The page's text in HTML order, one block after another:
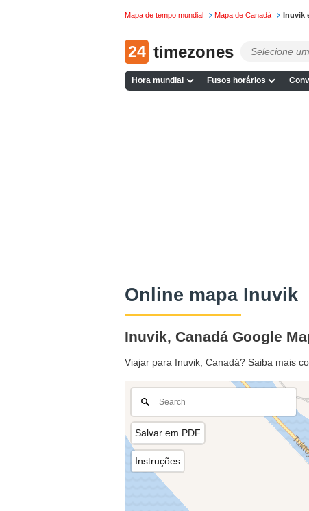
Mapa de tempo mundial Mapa de Canadá Inuvik
24 timezones
Hora mundial Fusos horários
Online mapa Inuvik
Inuvik, Canadá Google
Viajar para Inuvik, Canadá? Saiba mais
Salvar em PDF
Instruções